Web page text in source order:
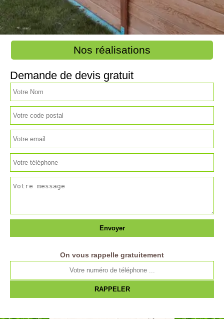
Nos réalisations
Demande de devis gratuit
On vous rappelle gratuitement